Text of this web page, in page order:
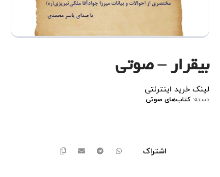
بیقرار – صوتی
لینکخرید اینترنتی
دسته:کتاب‌های صوتی